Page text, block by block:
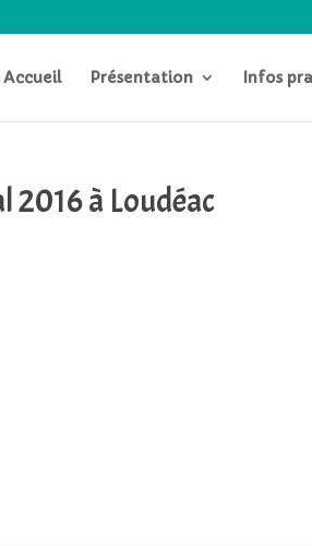
Accueil Présentation Infos
à Loudéac